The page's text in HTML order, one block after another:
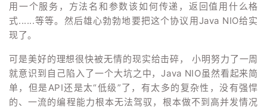
用一个服务，方法名和参数该如何传递，返回值用什么格
式......等等。然后雄心勃勃地要把这个协议用Java NIO给实
现了。
可是美好的理想很快被无情的现实给击碎， 小明努力了一周
就意识到自己陷入了一个大坑之中，Java NIO虽然看起来简
单，但是API还是太“低级”了，有太多的复杂性，没有强悍
的、一流的编程能力根本无法驾驭，根本做不到高并发情况